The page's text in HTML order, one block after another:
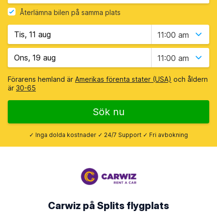
Återlämna bilen på samma plats
11:00 am
11:00 am
Förarens hemland är Amerikas förenta stater (USA) och åldern
är 30-65
Sök nu
✓ Inga dolda kostnader ✓ 24/7 Support ✓ Fri avbokning
Carwiz på Splits flygplats